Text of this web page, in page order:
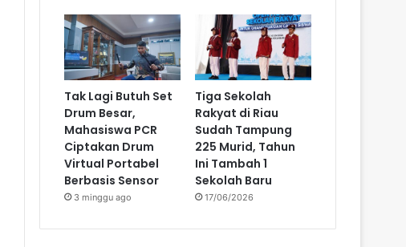
Tak Lagi Butuh Set
Drum Besar,
Mahasiswa PCR
Ciptakan Drum
Virtual Portabel
Berbasis Sensor
3 minggu ago
Tiga Sekolah
Rakyat di Riau
Sudah Tampung
225 Murid, Tahun
Ini Tambah 1
Sekolah Baru
17/06/2026